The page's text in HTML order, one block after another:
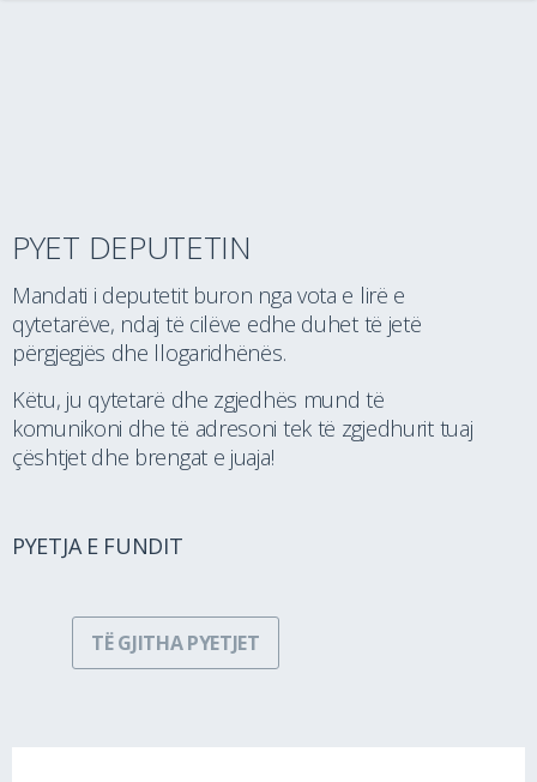
PYET DEPUTETIN
Mandati i deputetit buron nga vota e lirë e
qytetarëve, ndaj të cilëve edhe duhet të jetë
përgjegjës dhe llogaridhënës.
Këtu, ju qytetarë dhe zgjedhës mund të
komunikoni dhe të adresoni tek të zgjedhurit tuaj
çështjet dhe brengat e juaja!
PYETJA E FUNDIT
TË GJITHA PYETJET